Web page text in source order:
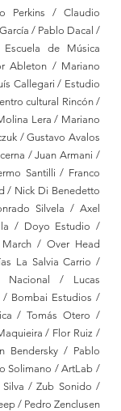
Perkins / Claudio
/ Pablo Dacal /
de Música
Ableton / Mariano
Callegari / Estudio
cultural Rincón /
Lera / Mariano
/ Gustavo Avalos
/ Juan Armani /
Santilli / Franco
/ Nick Di Benedetto
Silvela / Axel
/ Doyo Estudio /
/ Over Head
La Salvia Carrio /
Nacional / Lucas
/ Bombai Estudios /
/ Tomás Otero /
/ Flor Ruiz /
Bendersky / Pablo
Solimano / ArtLab /
/ Zub Sonido /
/ Pedro Zenclusen